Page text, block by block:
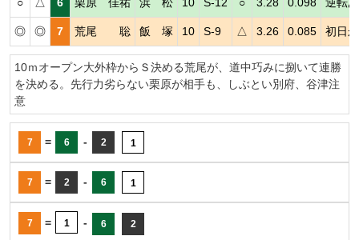
◎ ◎ 7 荒尾 聡 飯 塚 10 S-9 △ 3.26 0.085 初日
10ｍオープン大外枠からＳ決める荒尾が、道中巧みに捌いて連勝
を決める。先行力劣らない栗原が相手も、しぶとい別府、谷津注
意
7 = 6 - 2 1
7 = 2 - 6 1
7 = 1 - 6 2